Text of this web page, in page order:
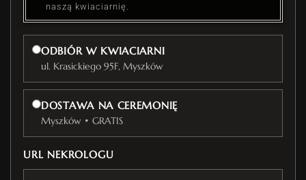
naszą kwiaciarnię.
ODBIÓR W KWIACIARNI
ul. Krasickiego 95F, Myszków
DOSTAWA NA CEREMONIĘ
Myszków • GRATIS
URL NEKROLOGU